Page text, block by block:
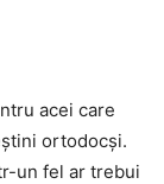
acei care
ortodocşi.
un fel ar trebui